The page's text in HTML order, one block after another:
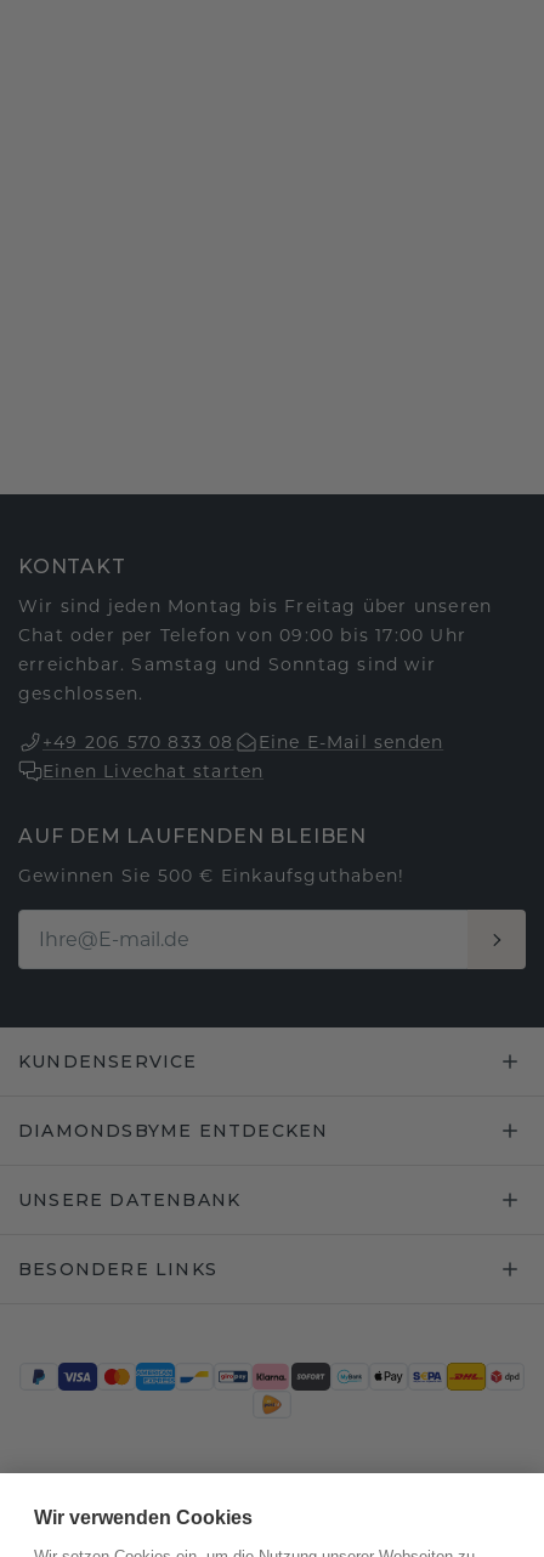
KONTAKT
Wir sind jeden Montag bis Freitag über unseren
Chat oder per Telefon von 09:00 bis 17:00 Uhr
erreichbar. Samstag und Sonntag sind wir
geschlossen.
+49 206 570 833 08
Eine E-Mail senden
Einen Livechat starten
AUF DEM LAUFENDEN BLEIBEN
Gewinnen Sie 500 € Einkaufsguthaben!
KUNDENSERVICE
DIAMONDSBYME ENTDECKEN
UNSERE DATENBANK
BESONDERE LINKS
Wir verwenden Cookies